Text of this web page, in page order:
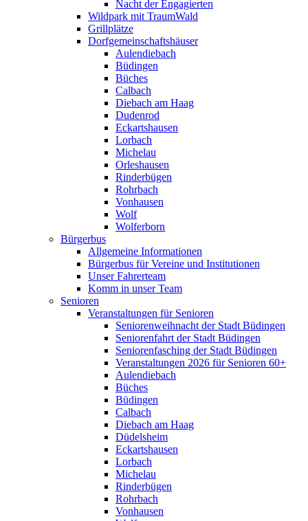
Nacht der Engagierten
Wildpark mit TraumWald
Grillplätze
Dorfgemeinschaftshäuser
Aulendiebach
Büdingen
Büches
Calbach
Diebach am Haag
Dudenrod
Eckartshausen
Lorbach
Michelau
Orleshausen
Rinderbügen
Rohrbach
Vonhausen
Wolf
Wolferborn
Bürgerbus
Allgemeine Informationen
Bürgerbus für Vereine und Institutionen
Unser Fahrerteam
Komm in unser Team
Senioren
Veranstaltungen für Senioren
Seniorenweihnacht der Stadt Büdingen
Seniorenfahrt der Stadt Büdingen
Seniorenfasching der Stadt Büdingen
Veranstaltungen 2026 für Senioren 60+
Aulendiebach
Büches
Büdingen
Calbach
Diebach am Haag
Düdelsheim
Eckartshausen
Lorbach
Michelau
Rinderbügen
Rohrbach
Vonhausen